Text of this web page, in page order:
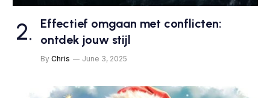
Effectief omgaan met conflicten:
ontdek jouw stijl
By Chris June 3, 2025